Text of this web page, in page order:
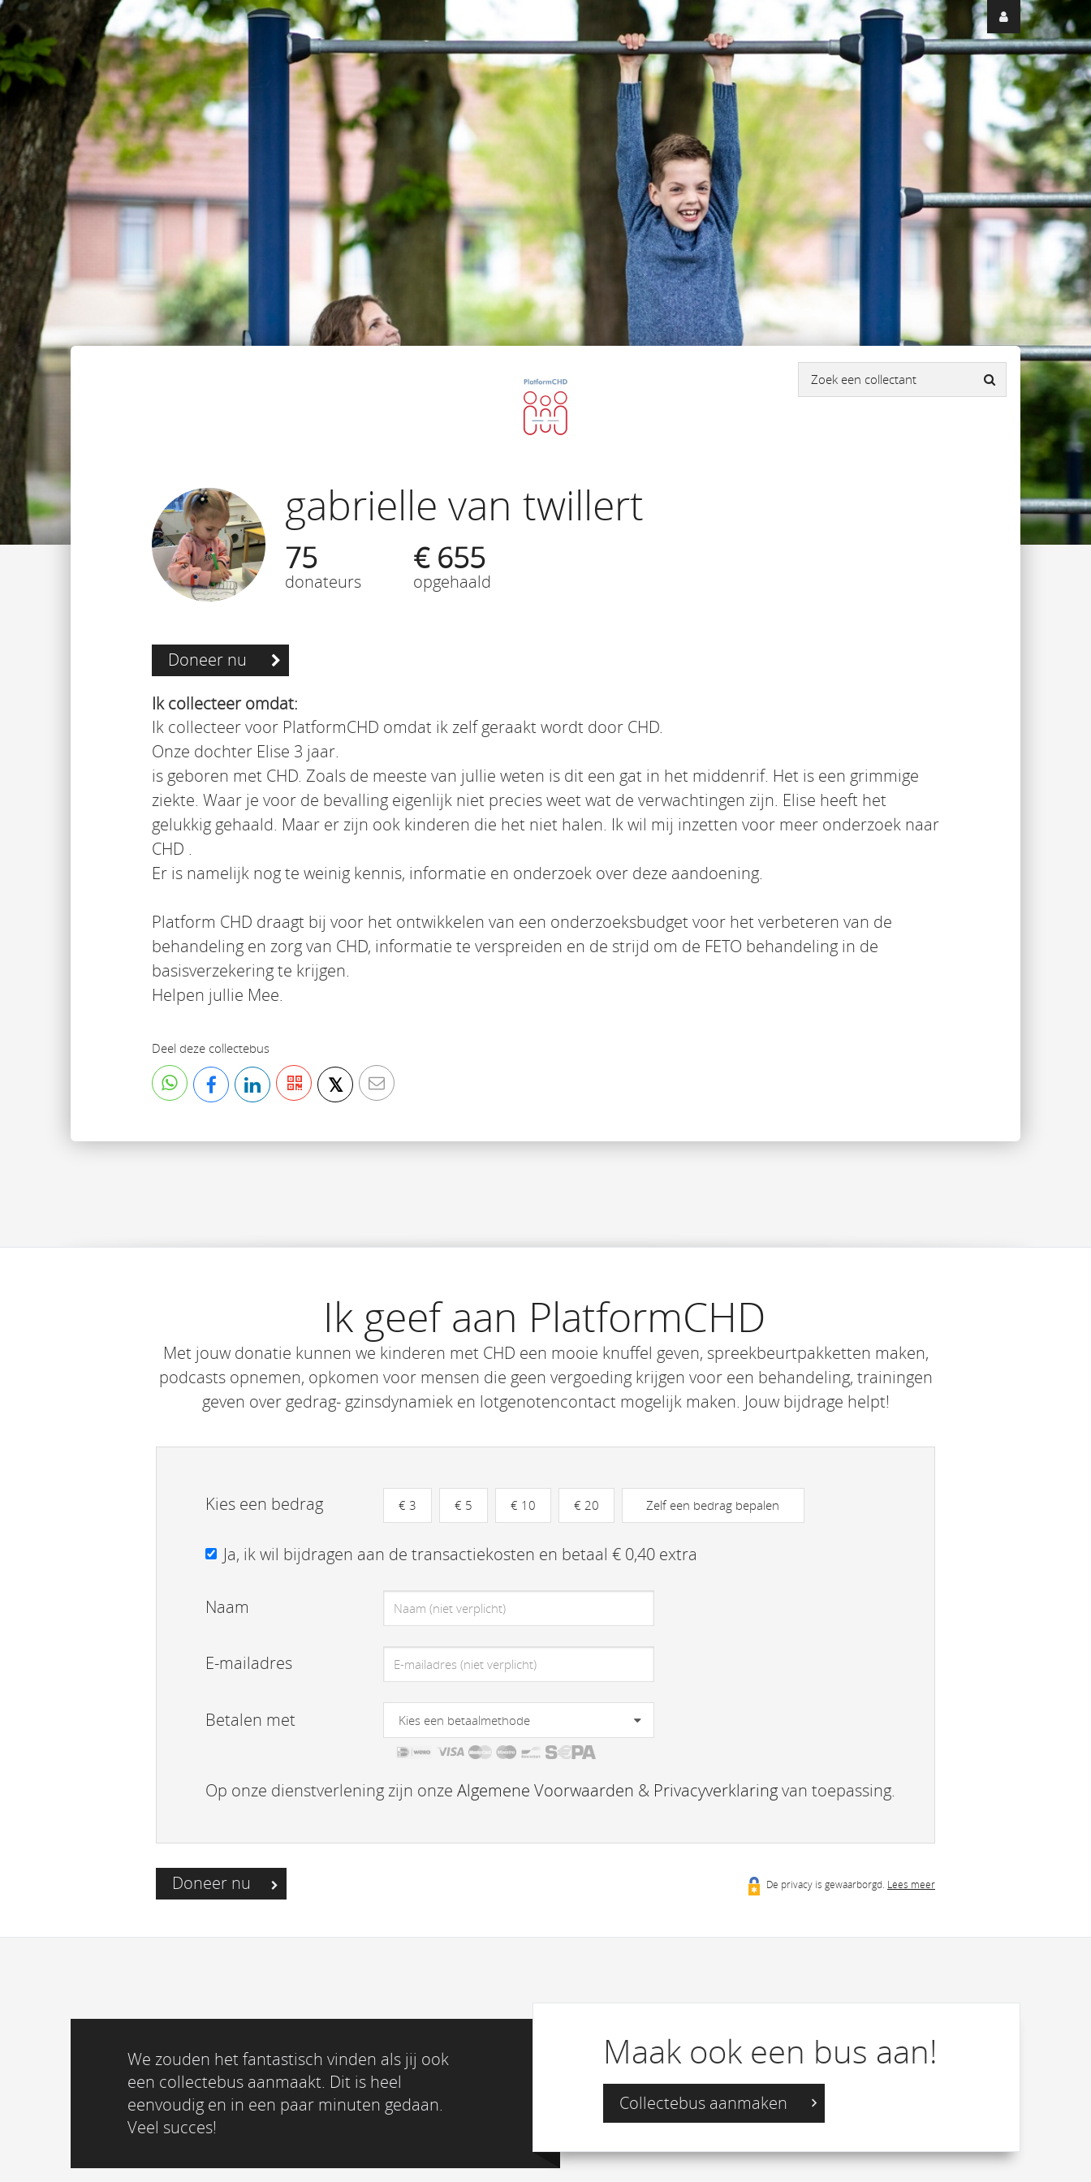
gabrielle van twillert
75
donateurs
€ 655
opgehaald
Doneer nu
Ik collecteer omdat:
Ik collecteer voor PlatformCHD omdat ik zelf geraakt wordt door CHD.
Onze dochter Elise 3 jaar.
is geboren met CHD. Zoals de meeste van jullie weten is dit een gat in het middenrif. Het is een grimmige
ziekte. Waar je voor de bevalling eigenlijk niet precies weet wat de verwachtingen zijn. Elise heeft het
gelukkig gehaald. Maar er zijn ook kinderen die het niet halen. Ik wil mij inzetten voor meer onderzoek naar
CHD .
Er is namelijk nog te weinig kennis, informatie en onderzoek over deze aandoening.
Platform CHD draagt bij voor het ontwikkelen van een onderzoeksbudget voor het verbeteren van de
behandeling en zorg van CHD, informatie te verspreiden en de strijd om de FETO behandeling in de
basisverzekering te krijgen.
Helpen jullie Mee.
Deel deze collectebus
𝕏
Ik geef aan PlatformCHD
Met jouw donatie kunnen we kinderen met CHD een mooie knuffel geven, spreekbeurtpakketten maken,
podcasts opnemen, opkomen voor mensen die geen vergoeding krijgen voor een behandeling, trainingen
geven over gedrag- gzinsdynamiek en lotgenotencontact mogelijk maken. Jouw bijdrage helpt!
Kies een bedrag € 3 € 5 € 10 € 20 Zelf een bedrag bepalen
Ja, ik wil bijdragen aan de transactiekosten en betaal € 0,40 extra
Naam
E-mailadres
Betalen met Kies een betaalmethode
Op onze dienstverlening zijn onze Algemene Voorwaarden & Privacyverklaringvan toepassing.
Doneer nu De privacy is gewaarborgd. Lees meer
We zouden het fantastisch vinden als jij ook
een collectebus aanmaakt. Dit is heel
eenvoudig en in een paar minuten gedaan.
Veel succes!
Maak ook een bus aan!
Collectebus aanmaken